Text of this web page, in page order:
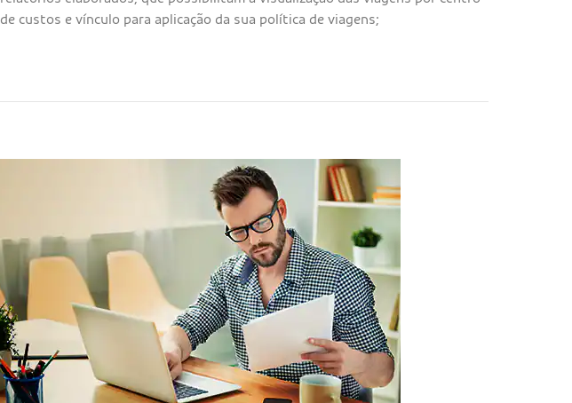
de custos e vínculo para aplicação da sua política de viagens;